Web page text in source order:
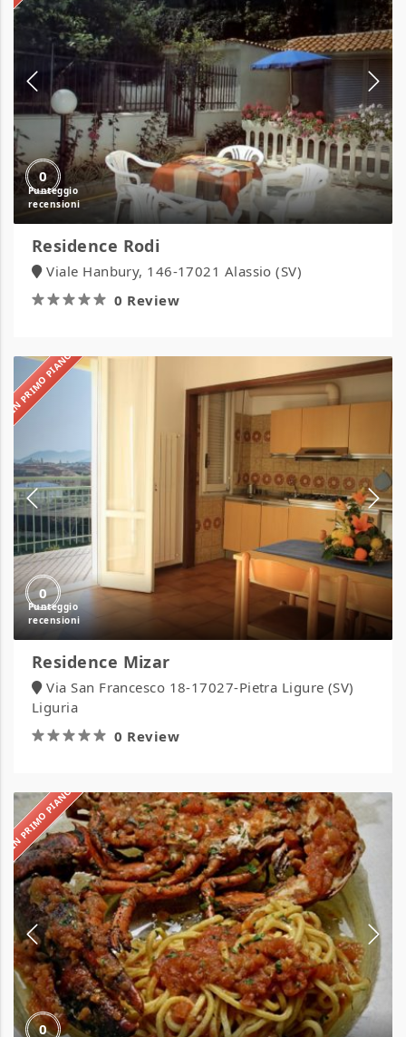
0
Residence Rodi
Viale Hanbury, 146-17021 Alassio (SV)
0 Review
IN PRIMO PIANO
0
Residence Mizar
Via San Francesco 18-17027-Pietra Ligure (SV)
Liguria
0 Review
IN PRIMO PIANO
0
Cieloverde
Camping
Village